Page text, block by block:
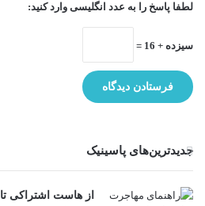
لطفا پاسخ را به عدد انگلیسی وارد کنید:
سیزده + 16 =
جدیدترین‌های پاسینیک
از هاست اشتراکی تا VPS؛ مسیر ارتقای سایت